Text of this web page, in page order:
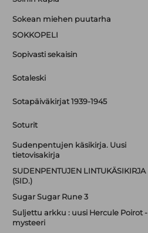
Sokean miehen puutarha
SOKKOPELI
Sopivasti sekaisin
Sotaleski
Sotapäiväkirjat 1939-1945
Soturit
Sudenpentujen käsikirja. Uusi
tietovisakirja
SUDENPENTUJEN LINTUKÄSIKIRJA
(SID.)
Sugar Sugar Rune 3
Suljettu arkku : uusi Hercule Poirot -
mysteeri